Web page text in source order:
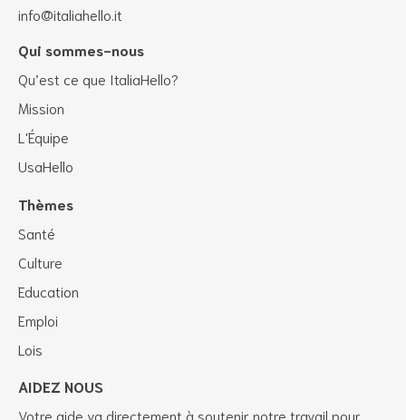
info@italiahello.it
Qui sommes-nous
Qu’est ce que ItaliaHello?
Mission
L'Équipe
UsaHello
Thèmes
Santé
Culture
Education
Emploi
Lois
AIDEZ NOUS
Votre aide va directement à soutenir notre travail pour